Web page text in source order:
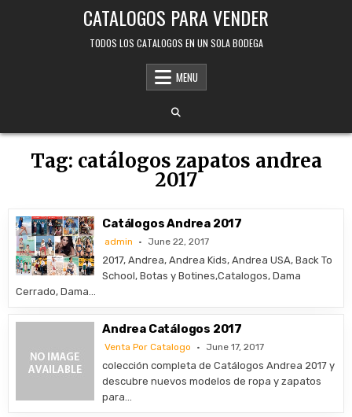
CATALOGOS PARA VENDER
TODOS LOS CATALOGOS EN UN SOLA BODEGA
MENU
Tag: catálogos zapatos andrea
2017
Catálogos Andrea 2017
admin June 22, 2017
2017, Andrea, Andrea Kids, Andrea USA, Back To
School, Botas y Botines,Catalogos, Dama
Cerrado, Dama…
Andrea Catálogos 2017
Venta Por Catalogo June 17, 2017
colección completa de Catálogos Andrea 2017 y
descubre nuevos modelos de ropa y zapatos
para…